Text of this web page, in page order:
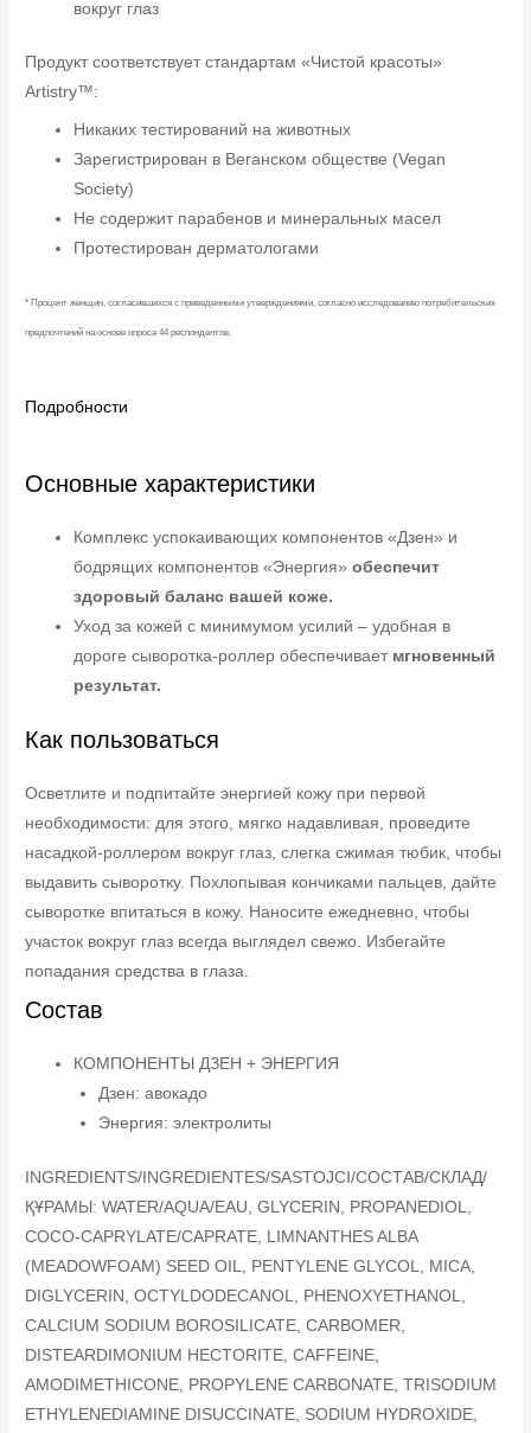
вокруг глаз
Продукт соответствует стандартам «Чистой красоты»
Artistry™:
Никаких тестирований на животных
Зарегистрирован в Веганском обществе (Vegan
Society)
Не содержит парабенов и минеральных масел
Протестирован дерматологами
* Процент женщин, согласившихся с приведенными утверждениями, согласно исследованию потребительских
предпочтений на основе опроса 44 респондентов.
Подробности
Основные характеристики
Комплекс успокаивающих компонентов «Дзен» и
бодрящих компонентов «Энергия»обеспечит
здоровый баланс вашей коже.
Уход за кожей с минимумом усилий – удобная в
дороге сыворотка-роллер обеспечивает мгновенный
результат.
Как пользоваться
Осветлите и подпитайте энергией кожу при первой
необходимости: для этого, мягко надавливая, проведите
насадкой-роллером вокруг глаз, слегка сжимая тюбик, чтобы
выдавить сыворотку. Похлопывая кончиками пальцев, дайте
сыворотке впитаться в кожу. Наносите ежедневно, чтобы
участок вокруг глаз всегда выглядел свежо. Избегайте
попадания средства в глаза.
Состав
КОМПОНЕНТЫ ДЗЕН + ЭНЕРГИЯ
Дзен: авокадо
Энергия: электролиты
INGREDIENTS/INGREDIENTES/SASTOJCI/СОСТАВ/СКЛАД/
ҚҰРАМЫ: WATER/AQUA/EAU, GLYCERIN, PROPANEDIOL,
COCO-CAPRYLATE/CAPRATE, LIMNANTHES ALBA
(MEADOWFOAM) SEED OIL, PENTYLENE GLYCOL, MICA,
DIGLYCERIN, OCTYLDODECANOL, PHENOXYETHANOL,
CALCIUM SODIUM BOROSILICATE, CARBOMER,
DISTEARDIMONIUM HECTORITE, CAFFEINE,
AMODIMETHICONE, PROPYLENE CARBONATE, TRISODIUM
ETHYLENEDIAMINE DISUCCINATE, SODIUM HYDROXIDE,